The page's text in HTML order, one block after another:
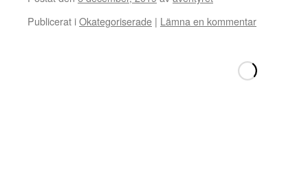
Publicerat iOkategoriserade | Lämna en kommentar